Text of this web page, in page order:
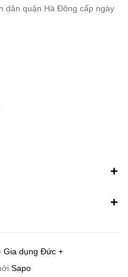
dân quận Hà Đông cấp ngày
Gia dụng Đức +
Sapo